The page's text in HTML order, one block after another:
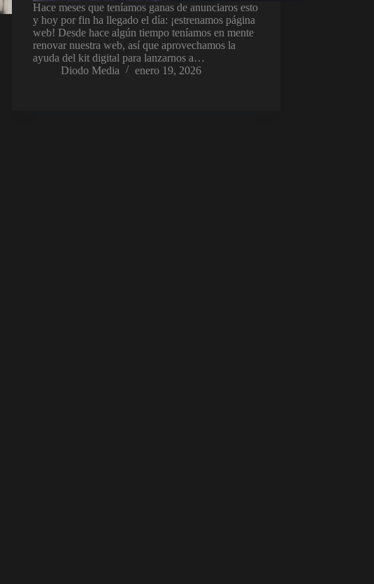
Hace meses que teníamos ganas de anunciaros esto
y hoy por fin ha llegado el día: ¡estrenamos página
web! Desde hace algún tiempo teníamos en mente
renovar nuestra web, así que aprovechamos la
ayuda del kit digital para lanzarnos a…
Diodo Media
enero 19, 2026